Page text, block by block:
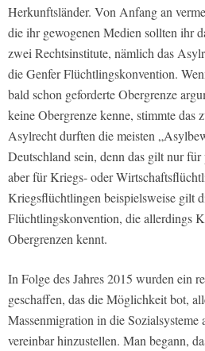
Herkunftsländer. Von Anfang an
die ihr gewogenen Medien sollten ihr
zwei Rechtsinstitute, nämlich das
die Genfer Flüchtlingskonvention.
bald schon geforderte Obergrenze
keine Obergrenze kenne, stimmte das
Asylrecht durften die meisten
Deutschland sein, denn das gilt nur
aber für Kriegs- oder
Kriegsflüchtlingen beispielsweise gilt
Flüchtlingskonvention, die allerdings
Obergrenzen kennt.
In Folge des Jahres 2015 wurden ein
geschaffen, das die Möglichkeit bot,
Massenmigration in die Sozialsysteme
vereinbar hinzustellen. Man begann,